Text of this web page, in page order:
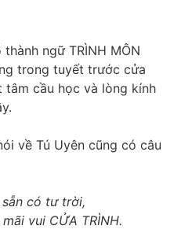
ngữ TRÌNH MÔN
trong tuyết trước cửa
tâm cầu học và lòng kính
về Tú Uyên cũng có câu
có tư trời,
CỬA TRÌNH.